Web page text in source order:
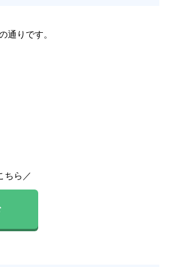
通りです。
ちら／